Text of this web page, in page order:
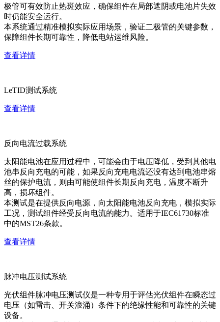
极管可有效防止热斑效应，确保组件在局部遮阴或电池片失效
时仍能安全运行。
本系统通过精准模拟实际应用场景，验证二极管的关键参数，
保障组件长期可靠性，降低电站运维风险。
查看详情
LeTID测试系统
查看详情
反向电流过载系统
太阳能电池在应用过程中，可能会由于电压降低，受到其他电
池串反向充电的可能，如果反向充电电流还没有达到电池串熔
丝的保护电流，则由可能使组件长期反向充电，温度不断升
高，损坏组件。
本测试是在提供反向电源，向太阳能电池反向充电，模拟实际
工况，测试组件经受反向电流的能力。适用于IEC61730标准
中的MST26条款。
查看详情
脉冲电压测试系统
光伏组件脉冲电压测试仪是一种专用于评估光伏组件在瞬态过
电压（如雷击、开关浪涌）条件下的绝缘性能和可靠性的关键
设备。